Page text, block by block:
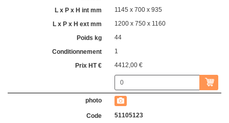
1145 x 700 x 935
1200 x 750 x 1160
44
1
4412,00 €
51105123